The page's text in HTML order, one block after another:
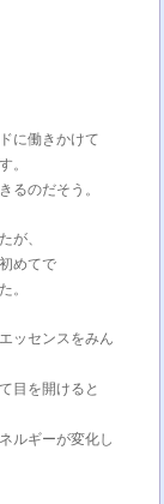
に働きかけて
。
るのだそう。
が、
めてで
。
ッセンスをみん
目を開けると
ルギーが変化し